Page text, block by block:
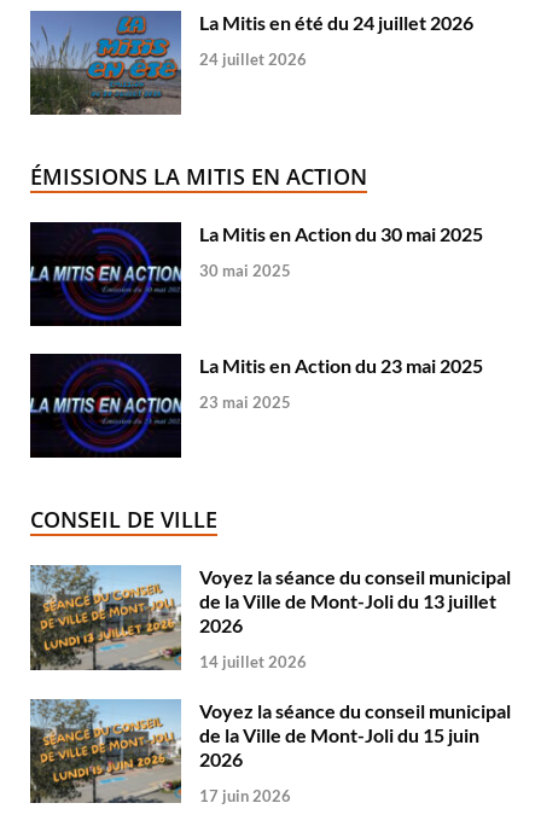
La Mitis en été du 24 juillet 2026
24 juillet 2026
ÉMISSIONS LA MITIS EN ACTION
La Mitis en Action du 30 mai 2025
30 mai 2025
La Mitis en Action du 23 mai 2025
23 mai 2025
CONSEIL DE VILLE
Voyez la séance du conseil municipal
de la Ville de Mont-Joli du 13 juillet
2026
14 juillet 2026
Voyez la séance du conseil municipal
de la Ville de Mont-Joli du 15 juin
2026
17 juin 2026